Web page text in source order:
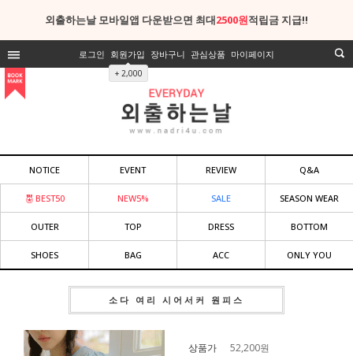
외출하는날 모바일앱 다운받으면 최대2500원적립금 지급!!
로그인 회원가입
+ 2,000
장바구니 관심상품 마이페이지
NOTICE EVENT REVIEW Q&A
BEST50 NEW5% SALE SEASON WEAR
OUTER TOP DRESS BOTTOM
SHOES BAG ACC ONLY YOU
소다 여리 시어서커 원피스
상품가 52,200원